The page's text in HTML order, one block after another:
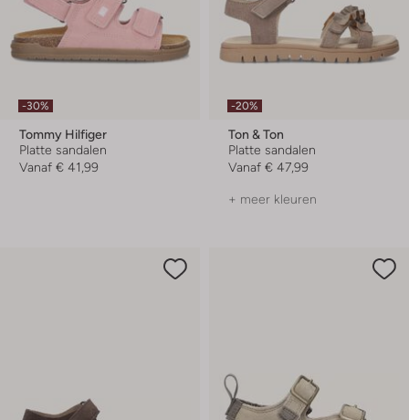
-30%
Tommy Hilfiger
Platte sandalen
Vanaf € 41,99
-20%
Ton & Ton
Platte sandalen
Vanaf € 47,99
+ meer kleuren